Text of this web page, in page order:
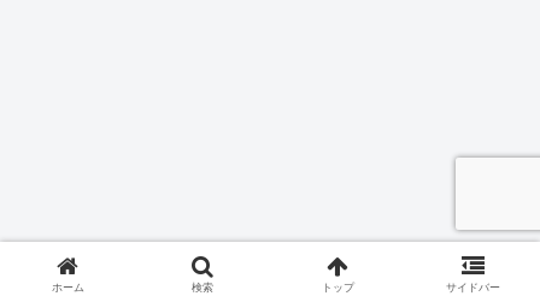
ホーム 検索 トップ サイドバー